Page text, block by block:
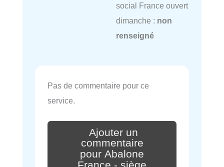
social France ouvert
dimanche : non
renseigné
Pas de commentaire pour ce
service.
Ajouter un
commentaire
pour Abalone